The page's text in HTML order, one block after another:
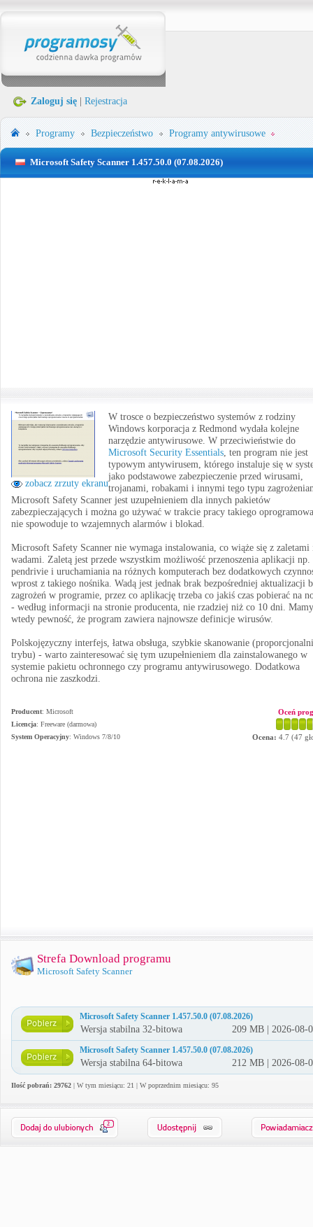
Zaloguj się Rejestracja
Programy Bezpieczeństwo Programy antywirusowe
Microsoft Safety Scanner 1.457.50.0 (07.08.2026)
zobacz zrzuty ekranu
W trosce o bezpieczeństwo systemów z rodziny
Windows korporacja z Redmond wydała kolejne
narzędzie antywirusowe. W przeciwieństwie do
Microsoft Security Essentials, ten program nie jest
typowym antywirusem, którego instaluje się w
jako podstawowe zabezpieczenie przed wirusami,
trojanami, robakami i innymi tego typu
Microsoft Safety Scanner jest uzupełnieniem dla innych pakietów
zabezpieczających i można go używać w trakcie pracy takiego
nie spowoduje to wzajemnych alarmów i blokad.
Microsoft Safety Scanner nie wymaga instalowania, co wiąże się z zaletami
wadami. Zaletą jest przede wszystkim możliwość przenoszenia aplikacji np.
pendrivie i uruchamiania na różnych komputerach bez dodatkowych
wprost z takiego nośnika. Wadą jest jednak brak bezpośredniej aktualizacji
zagrożeń w programie, przez co aplikację trzeba co jakiś czas pobierać na
- według informacji na stronie producenta, nie rzadziej niż co 10 dni. Mamy
wtedy pewność, że program zawiera najnowsze definicje wirusów.
Polskojęzyczny interfejs, łatwa obsługa, szybkie skanowanie
trybu) - warto zainteresować się tym uzupełnieniem dla zainstalowanego w
systemie pakietu ochronnego czy programu antywirusowego. Dodatkowa
ochrona nie zaszkodzi.
Producent: Microsoft
Licencja: Freeware (darmowa)
System Operacyjny: Windows 7/8/10
Oceń
Ocena: 4.7 (47
Strefa Download programu
Microsoft Safety Scanner
Microsoft Safety Scanner 1.457.50.0 (07.08.2026)
Wersja stabilna 32-bitowa 209 MB | 2026-08-
Microsoft Safety Scanner 1.457.50.0 (07.08.2026)
Wersja stabilna 64-bitowa 212 MB | 2026-08-
Ilość pobrań: 29762 | W tym miesiącu: 21 | W poprzednim miesiącu: 95
2